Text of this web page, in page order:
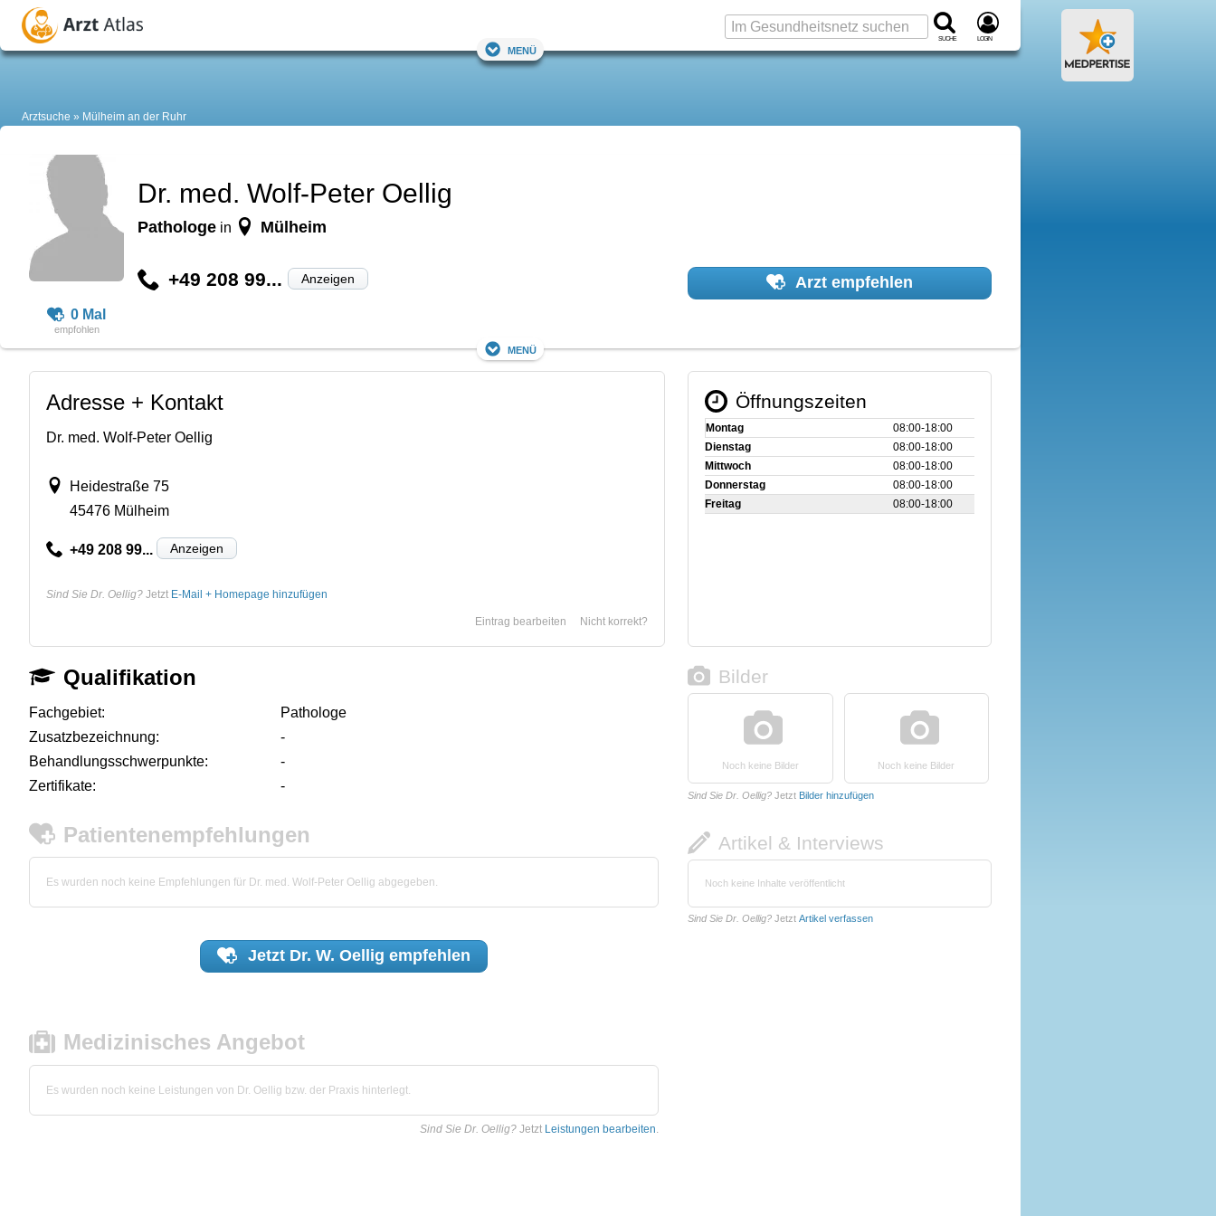
Suche Login
Menü
Arztsuche Mülheim an der Ruhr
0 Mal
Dr. med. Wolf-Peter Oellig
Pathologe in Mülheim
+49 208 99... Anzeigen Arzt empfehlen
Menü
Adresse + Kontakt
Dr. med. Wolf-Peter Oellig
Heidestraße 75
45476 Mülheim
+49 208 99... Anzeigen
Sind Sie Dr. Oellig? Jetzt E-Mail + Homepage hinzufügen
Nicht korrekt?
Eintrag bearbeiten
Öffnungszeiten
Montag
08:00‑18:00
Dienstag
08:00‑18:00
Mittwoch
08:00‑18:00
Donnerstag
08:00‑18:00
Freitag
08:00‑18:00
Qualifikation
Fachgebiet:
Pathologe
Zusatzbezeichnung:
-
Behandlungsschwerpunkte:
-
Zertifikate:
-
Patientenempfehlungen
Es wurden noch keine Empfehlungen für Dr. med. Wolf-Peter Oellig abgegeben.
Jetzt Dr. W. Oellig empfehlen
Medizinisches Angebot
Es wurden noch keine Leistungen von Dr. Oellig bzw. der Praxis hinterlegt.
Sind Sie Dr. Oellig? Jetzt Leistungen bearbeiten.
Bilder
Noch keine Bilder Noch keine Bilder
Sind Sie Dr. Oellig? Jetzt Bilder hinzufügen
Artikel & Interviews
Noch keine Inhalte veröffentlicht
Sind Sie Dr. Oellig? Jetzt Artikel verfassen